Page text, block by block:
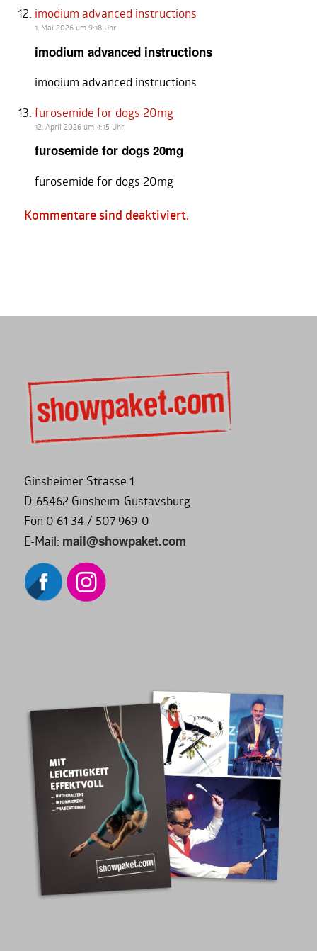
imodium advanced instructions
1. Mai 2026 um 9:18 Uhr
imodium advanced instructions
imodium advanced instructions
furosemide for dogs 20mg
12. April 2026 um 4:15 Uhr
furosemide for dogs 20mg
furosemide for dogs 20mg
Kommentare sind deaktiviert.
Ginsheimer Strasse 1
D-65462 Ginsheim-Gustavsburg
Fon 0 61 34 / 507 969-0
E-Mail: mail@showpaket.com